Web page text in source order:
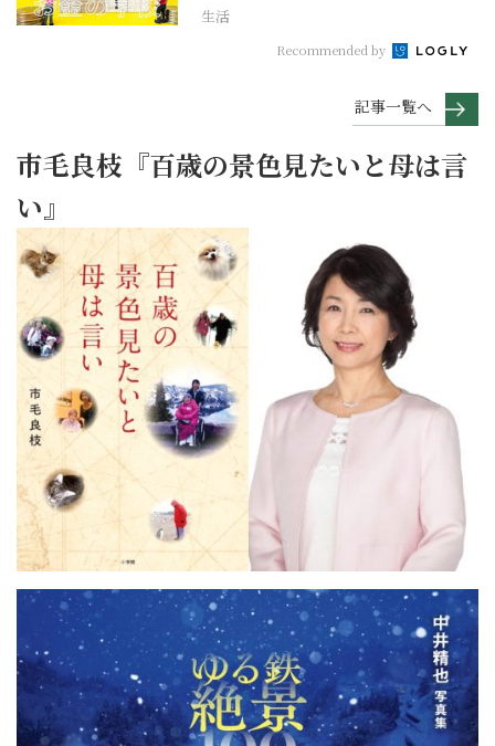
生活
Recommended by
記事一覧へ
市毛良枝『百歳の景色見たいと母は言
い』